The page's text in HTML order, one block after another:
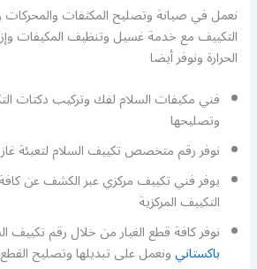
نعمل في صيانة وتصليح المكثفات والمحركات
التكييف مع خدمة غسيل وتنظيف المكيفات
الحرارة ونوفر أيضا
فني مكيفات السلام لفك وتركيب دكتات
وتصليحها
نوفر رقم متخصص تكييف السلام لتعبئة
يوفر فني تكييف مركزي عبر الكشف عن
التكييف المركزية
نوفر كافة قطع الغيار من خلال رقم تكييف
باكستانيونعمل على تبديلها وتصليح القطع